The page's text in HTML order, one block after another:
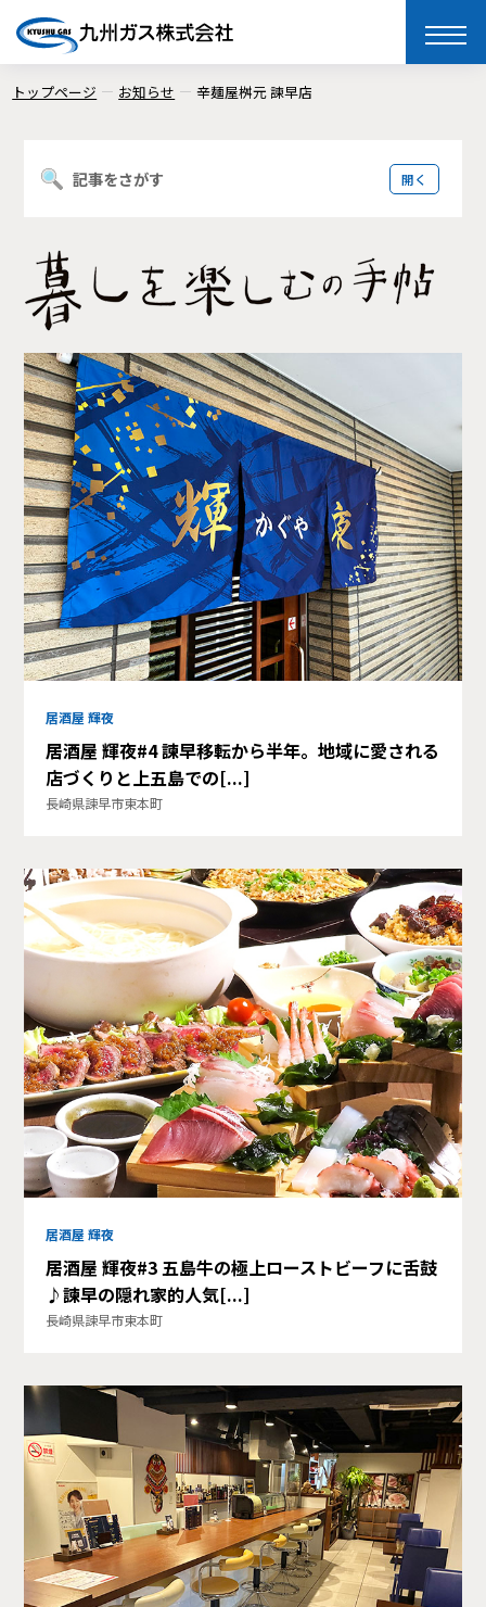
toggle
トップページ お知らせ 辛麺屋桝元 諫早店
居酒屋 輝夜
居酒屋 輝夜#4 諫早移転から半年。地域に愛される
店づくりと上五島での[...]
長崎県諫早市東本町
居酒屋 輝夜
居酒屋 輝夜#3 五島牛の極上ローストビーフに舌鼓
♪諫早の隠れ家的人気[...]
長崎県諫早市東本町
記事をさがす